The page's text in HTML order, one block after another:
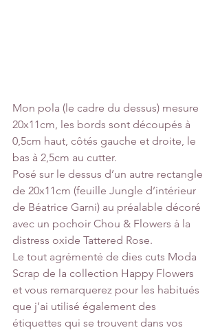
Mon pola (le cadre du dessus) mesure
20x11cm, les bords sont découpés à
0,5cm haut, côtés gauche et droite, le
bas à 2,5cm au cutter.
Posé sur le dessus d’un autre rectangle
de 20x11cm (feuille Jungle d’intérieur
de Béatrice Garni) au préalable décoré
avec un pochoir Chou & Flowers à la
distress oxide Tattered Rose.
Le tout agrémenté de dies cuts Moda
Scrap de la collection Happy Flowers
et vous remarquerez pour les habitués
que j’ai utilisé également des
étiquettes qui se trouvent dans vos